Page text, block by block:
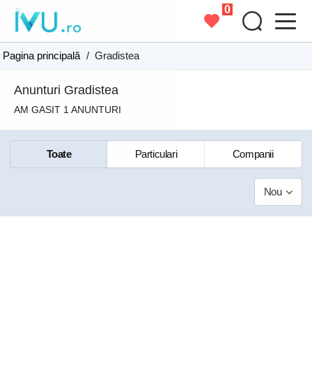
0
Pagina principală / Gradistea
Anunturi Gradistea
AM GASIT 1 ANUNTURI
Toate Particulari Companii
Nou